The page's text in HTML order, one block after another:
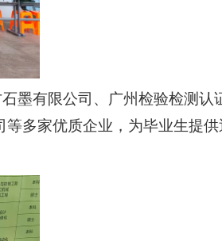
墨有限公司、广州检验检测认
多家优质企业，为毕业生提供